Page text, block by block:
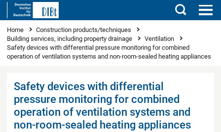
Search
You are here
Home
Construction products/techniques
Building services, including property drainage
Ventilation
Safety devices with differential pressure monitoring for combined
operation of ventilation systems and non-room-sealed heating appliances
Safety devices with differential
pressure monitoring for combined
operation of ventilation systems and
non-room-sealed heating appliances